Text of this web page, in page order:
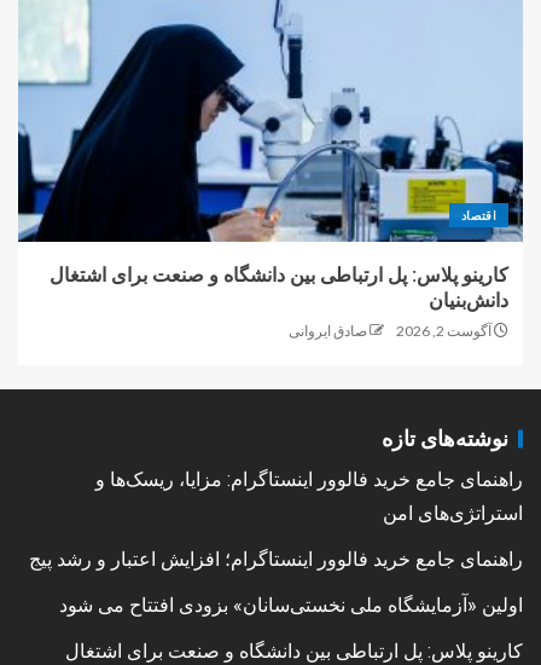
اقتصاد
کارینو پلاس: پل ارتباطی بین دانشگاه و صنعت برای اشتغال
دانش‌بنیان
آگوست 2, 2026 صادق ایروانی
نوشته‌های تازه
راهنمای جامع خرید فالوور اینستاگرام: مزایا، ریسک‌ها و
استراتژی‌های امن
راهنمای جامع خرید فالوور اینستاگرام؛ افزایش اعتبار و رشد پیج
اولین «آزمایشگاه ملی نخستی‌سانان» بزودی افتتاح می شود
کارینو پلاس: پل ارتباطی بین دانشگاه و صنعت برای اشتغال